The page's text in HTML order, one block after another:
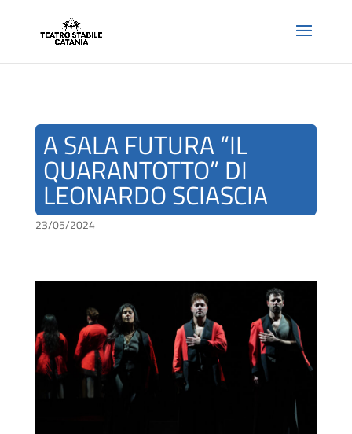
A SALA FUTURA “IL
QUARANTOTTO” DI
LEONARDO SCIASCIA
23/05/2024